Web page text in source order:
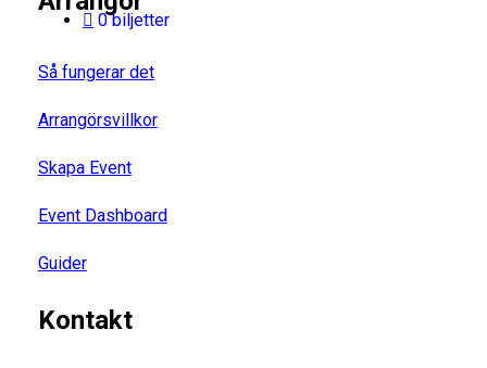
0 biljetter
Så fungerar det
Arrangörsvillkor
Skapa Event
Event Dashboard
Guider
Kontakt